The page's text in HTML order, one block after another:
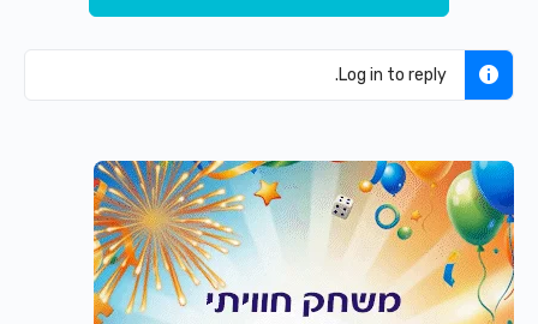
Log in to reply.